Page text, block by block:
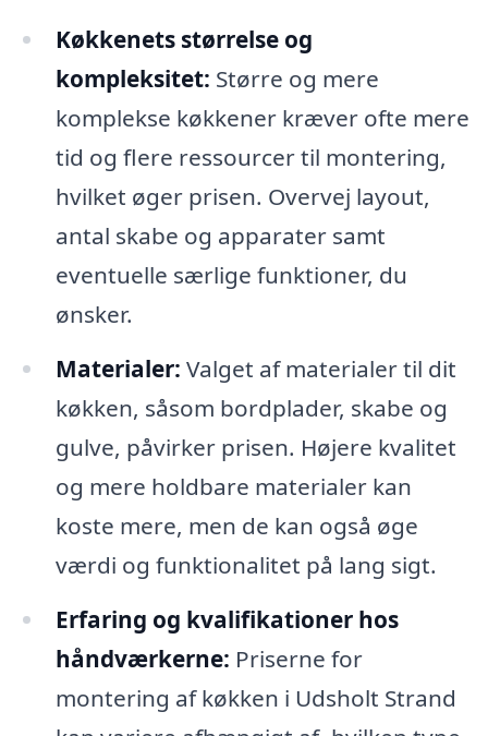
Køkkenets størrelse og
kompleksitet: Større og mere
komplekse køkkener kræver ofte mere
tid og flere ressourcer til montering,
hvilket øger prisen. Overvej layout,
antal skabe og apparater samt
eventuelle særlige funktioner, du
ønsker.
Materialer: Valget af materialer til dit
køkken, såsom bordplader, skabe og
gulve, påvirker prisen. Højere kvalitet
og mere holdbare materialer kan
koste mere, men de kan også øge
værdi og funktionalitet på lang sigt.
Erfaring og kvalifikationer hos
håndværkerne: Priserne for
montering af køkken i Udsholt Strand